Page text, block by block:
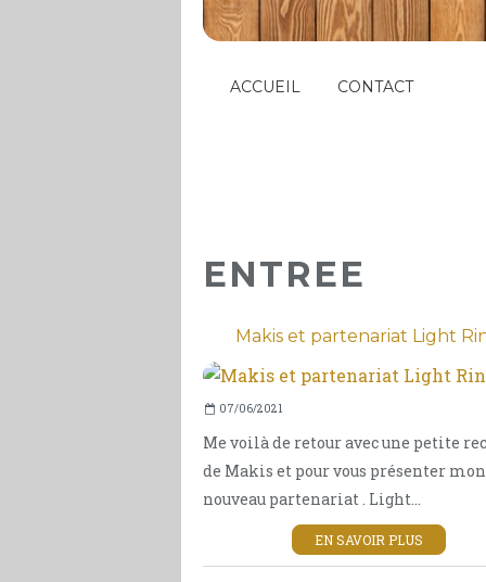
ACCUEIL CONTACT
ENTREE
Makis et partenariat Light
07/06/2021
Me voilà de retour avec une petite
de Makis et pour vous présenter
nouveau partenariat . Light...
EN SAVOIR PLUS